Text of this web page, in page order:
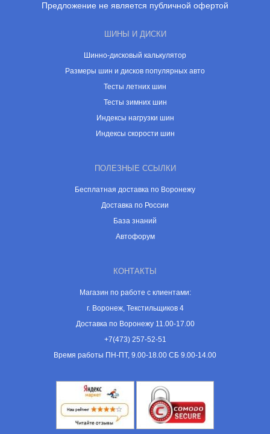
Предложение не является публичной офертой
ШИНЫ И ДИСКИ
Шинно-дисковый калькулятор
Размеры шин и дисков популярных авто
Тесты летних шин
Тесты зимних шин
Индексы нагрузки шин
Индексы скорости шин
ПОЛЕЗНЫЕ ССЫЛКИ
Бесплатная доставка по Воронежу
Доставка по России
База знаний
Автофорум
КОНТАКТЫ
Магазин по работе с клиентами:
г. Воронеж, Текстильщиков 4
Доставка по Воронежу 11.00-17.00
+7(473) 257-52-51
Время работы ПН-ПТ, 9.00-18.00 СБ 9.00-14.00